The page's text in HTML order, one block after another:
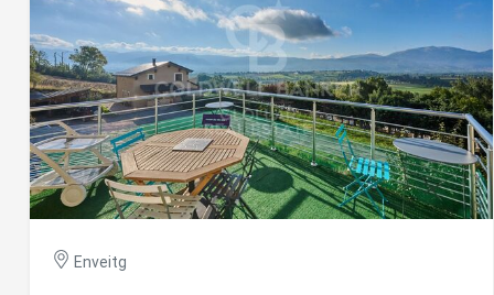
opción ideal tanto como vivienda habitual como segunda
residencia. #ref:CBG2148
Enveitg